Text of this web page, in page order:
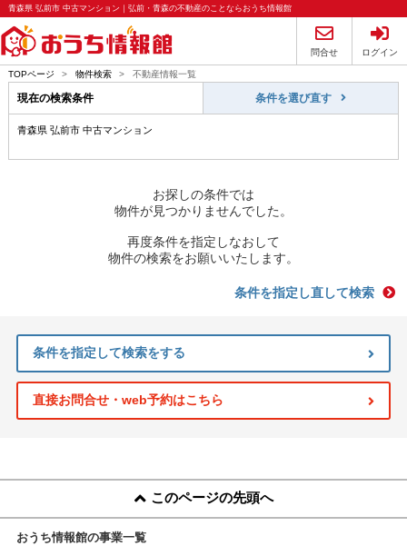
青森県 弘前市 中古マンション｜弘前・青森の不動産のことならおうち情報館
問合せ ログイン
TOPページ > 物件検索 > 不動産情報一覧
現在の検索条件 条件を選び直す
青森県 弘前市 中古マンション
お探しの条件では
物件が見つかりませんでした。
再度条件を指定しなおして
物件の検索をお願いいたします。
条件を指定し直して検索
条件を指定して検索をする
直接お問合せ・web予約はこちら
このページの先頭へ
おうち情報館の事業一覧